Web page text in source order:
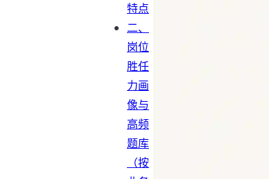
特点
二、
岗位
胜任
力画
像与
高频
题库
（按